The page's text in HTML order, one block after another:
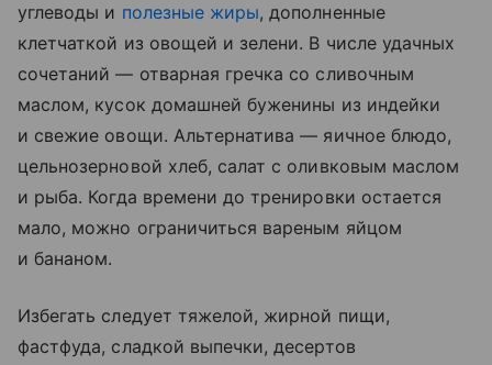
углеводы и полезные жиры, дополненные
клетчаткой из овощей и зелени. В числе удачных
сочетаний — отварная гречка со сливочным
маслом, кусок домашней буженины из индейки
и свежие овощи. Альтернатива — яичное блюдо,
цельнозерновой хлеб, салат с оливковым маслом
и рыба. Когда времени до тренировки остается
мало, можно ограничиться вареным яйцом
и бананом.
Избегать следует тяжелой, жирной пищи,
фастфуда, сладкой выпечки, десертов